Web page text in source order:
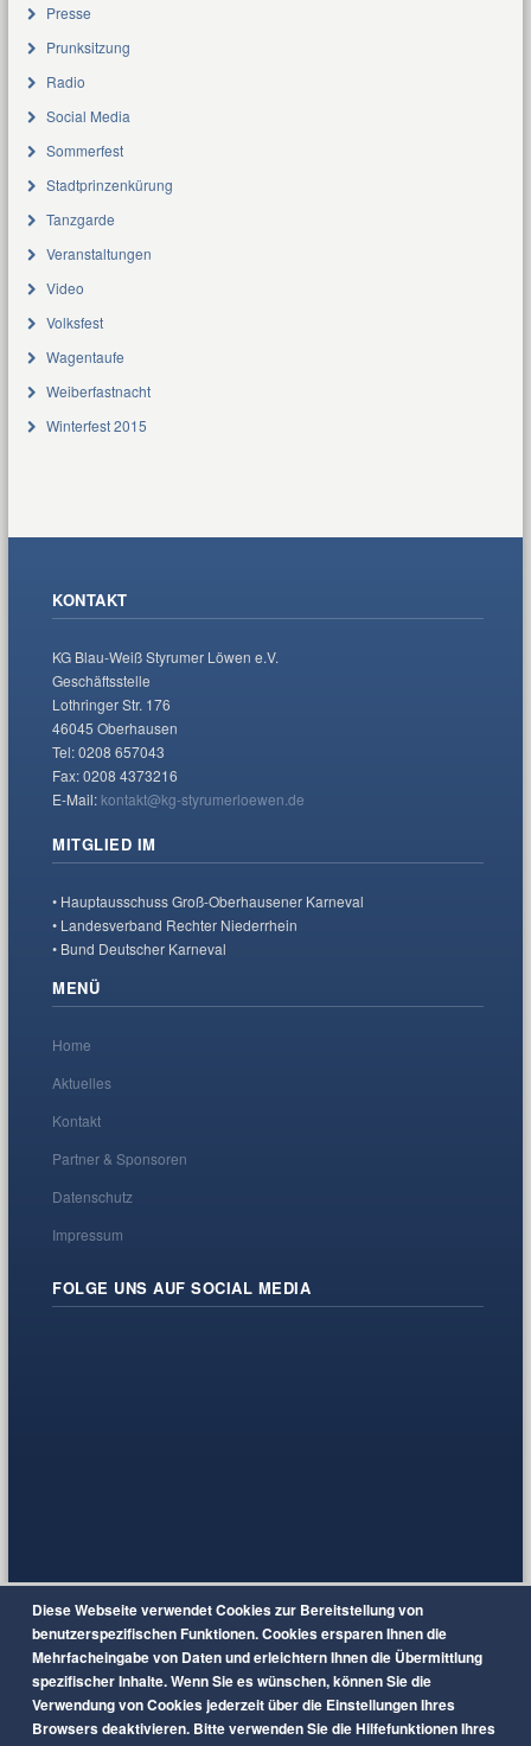
Presse
Prunksitzung
Radio
Social Media
Sommerfest
Stadtprinzenkürung
Tanzgarde
Veranstaltungen
Video
Volksfest
Wagentaufe
Weiberfastnacht
Winterfest 2015
KONTAKT
KG Blau-Weiß Styrumer Löwen e.V.
Geschäftsstelle
Lothringer Str. 176
46045 Oberhausen
Tel: 0208 657043
Fax: 0208 4373216
E-Mail: kontakt@kg-styrumerloewen.de
MITGLIED IM
• Hauptausschuss Groß-Oberhausener Karneval
• Landesverband Rechter Niederrhein
• Bund Deutscher Karneval
MENÜ
Home
Aktuelles
Kontakt
Partner & Sponsoren
Datenschutz
Impressum
FOLGE UNS AUF SOCIAL MEDIA
Diese Webseite verwendet Cookies zur Bereitstellung von
benutzerspezifischen Funktionen. Cookies ersparen Ihnen die
Mehrfacheingabe von Daten und erleichtern Ihnen die Übermittlung
spezifischer Inhalte. Wenn Sie es wünschen, können Sie die
Verwendung von Cookies jederzeit über die Einstellungen Ihres
Browsers deaktivieren. Bitte verwenden Sie die Hilfefunktionen Ihres